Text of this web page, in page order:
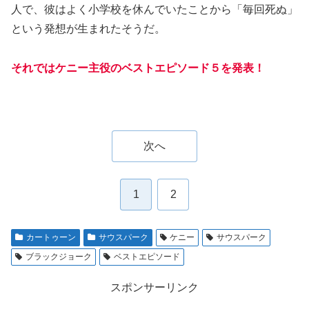
人で、彼はよく小学校を休んでいたことから「毎回死ぬ」
という発想が生まれたそうだ。
それではケニー主役のベストエピソード５を発表！
次へ
1 2
カートゥーン サウスパーク ケニー
サウスパーク
ブラックジョーク
ベストエピソード
スポンサーリンク